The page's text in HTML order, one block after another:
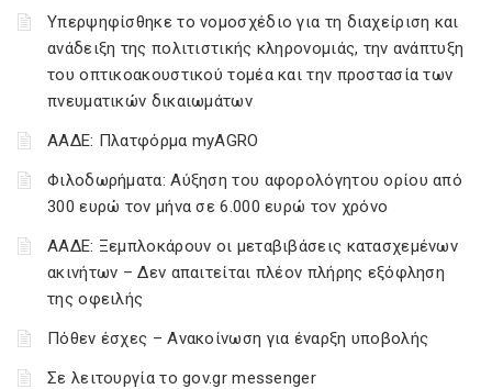
Υπερψηφίσθηκε το νομοσχέδιο για τη διαχείριση και
ανάδειξη της πολιτιστικής κληρονομιάς, την ανάπτυξη
του οπτικοακουστικού τομέα και την προστασία των
πνευματικών δικαιωμάτων
ΑΑΔΕ: Πλατφόρμα myAGRO
Φιλοδωρήματα: Αύξηση του αφορολόγητου ορίου από
300 ευρώ τον μήνα σε 6.000 ευρώ τον χρόνο
ΑΑΔΕ: Ξεμπλοκάρουν οι μεταβιβάσεις κατασχεμένων
ακινήτων – Δεν απαιτείται πλέον πλήρης εξόφληση
της οφειλής
Πόθεν έσχες – Ανακοίνωση για έναρξη υποβολής
Σε λειτουργία το gov.gr messenger